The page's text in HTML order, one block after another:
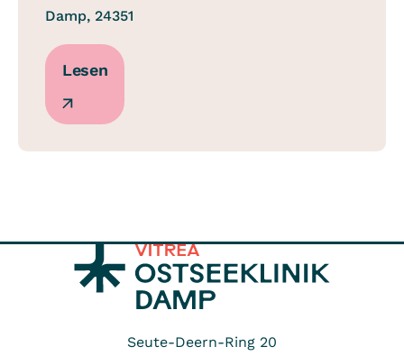
Damp, 24351
Lesen
Seute-Deern-Ring 20